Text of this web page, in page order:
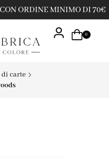
ORDINE MINIMO DI 70€
0
carte